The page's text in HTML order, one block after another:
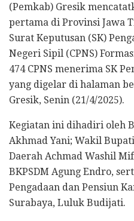
(Pemkab) Gresik
pertama di Provinsi Jawa
Surat Keputusan (SK)
Negeri Sipil (CPNS)
474 CPNS menerima SK
yang digelar di halaman
Gresik, Senin (21/4/2025).
Kegiatan ini dihadiri oleh
Akhmad Yani; Wakil
Daerah Achmad Washil
BKPSDM Agung Endro,
Pengadaan dan Pensiun
Surabaya, Luluk Budijati.